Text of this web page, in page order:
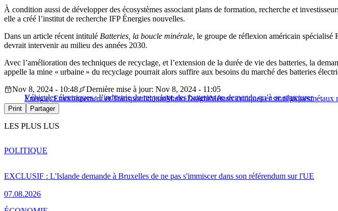
À condition aussi de développer des écosystèmes associant plans de formation, recherche et
elle a créé l’institut de recherche IFP Énergies nouvelles.
Dans un article récent intitulé Batteries, la boucle minérale, le groupe de réflexion américain spécialisé
devrait intervenir au milieu des années 2030.
Avec l’amélioration des techniques de recyclage, et l’extension de la durée de vie des batteries, la
appelle la mine « urbaine » du recyclage pourrait alors suffire aux besoins du marché des batteries
Véhicules électriques : l’industrie du recyclage des batteries ne demande qu’à se structurer
Nov 8, 2024 - 10:48
Dernière mise à jour: Nov 8, 2024 - 11:05
Energie, Environnement et TransportlithiumMario DraghiMétaux critiques et stratégiquesmétaux
Print Partager
LES PLUS LUS
EXCLUSIF : L'Islande demande à Bruxelles de ne pas s'immiscer dans son référendum sur l'UE
07.08.2026
POLITIQUE